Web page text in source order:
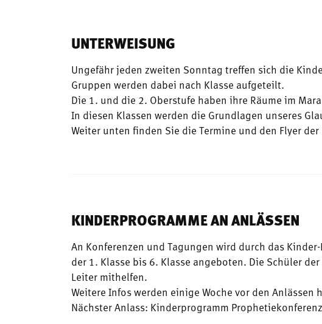
UNTERWEISUNG
Ungefähr jeden zweiten Sonntag treffen sich die
Gruppen werden dabei nach Klasse aufgeteilt.
Die 1. und die 2. Oberstufe haben ihre Räume im
In diesen Klassen werden die Grundlagen unseres
Weiter unten finden Sie die Termine und den Flyer
KINDERPROGRAMME AN ANLÄSSEN
An Konferenzen und Tagungen wird durch das
der 1. Klasse bis 6. Klasse angeboten. Die Schüler
Leiter mithelfen.
Weitere Infos werden einige Woche vor den Anlässen
Nächster Anlass: Kinderprogramm